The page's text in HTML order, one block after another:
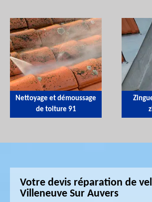
Nettoyage et démoussage
de toiture 91
Votre devis réparation de
Villeneuve Sur Auvers